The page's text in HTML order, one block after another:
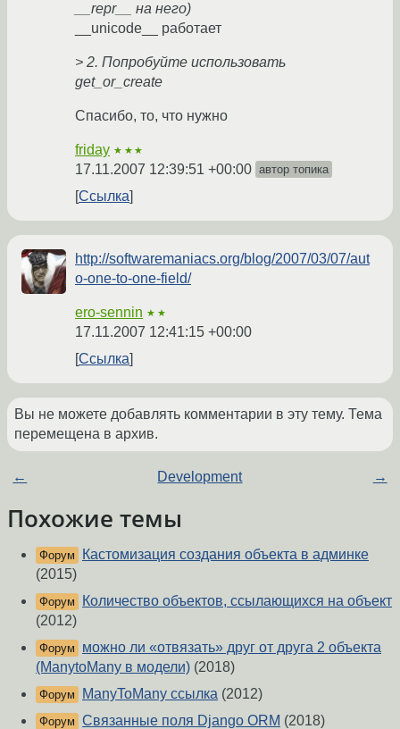
__repr__ на него)
__unicode__ работает
> 2. Попробуйте использовать
get_or_create
Спасибо, то, что нужно
friday ★★★
17.11.2007 12:39:51 +00:00 автор топика
Ссылка
http://softwaremaniacs.org/blog/2007/03/07/aut
o-one-to-one-field/
ero-sennin ★★
17.11.2007 12:41:15 +00:00
Ссылка
Вы не можете добавлять комментарии в эту тему. Тема
перемещена в архив.
← Development →
Похожие темы
Форум
Кастомизация создания объекта в админке
(2015)
Форум
Количество объектов, ссылающихся на объект
(2012)
Форум
можно ли «отвязать» друг от друга 2 объекта
(ManytoMany в модели) (2018)
Форум ManyToMany ссылка (2012)
Форум Связанные поля Django ORM (2018)